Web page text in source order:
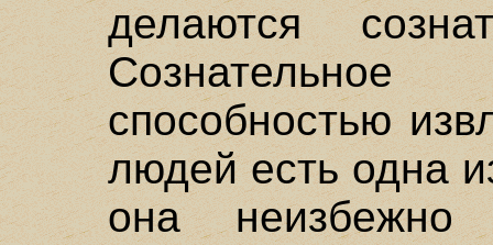
делаются
способностью
людей есть одна
она